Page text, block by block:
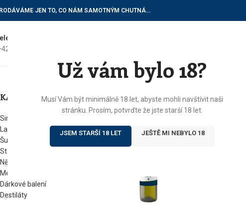
Už vám bylo 18?
Musí Vám být minimálně 18 let, abyste mohli navštívit naši
stránku. Prosím, potvrďte že jste starší 18 let.
JSEM STARŠÍ 18 LET JEŠTĚ MI NEBYLO 18
JEN TO, CO NÁM SAMOTNÝM CHUTNÁ…
do vinotéky
602 622 522
ÚVOD
KATEGORIE
Sirupy
Lahvové víno
Šumivá vína
Stáčená vína
Něco na zub
Med od Boturů
Dárkové balení
Destiláty
Domů/Produkty se štítkem „cinerea“